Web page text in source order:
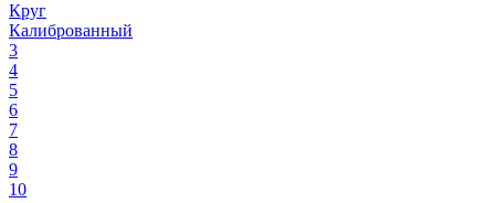
Круг
Калиброванный
3
4
5
6
7
8
9
10